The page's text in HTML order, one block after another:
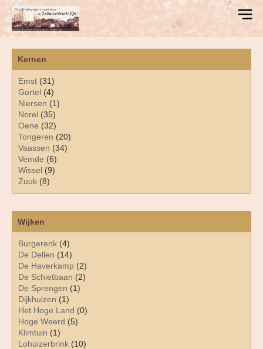
Kernen
Emst (31)
Gortel (4)
Niersen (1)
Norel (35)
Oene (32)
Tongeren (20)
Vaassen (34)
Vemde (6)
Wissel (9)
Zuuk (8)
Wijken
Burgerenk (4)
De Dellen (14)
De Haverkamp (2)
De Schietbaan (2)
De Sprengen (1)
Dijkhuizen (1)
Het Hoge Land (0)
Hoge Weerd (5)
Klimtuin (1)
Lohuizerbrink (10)